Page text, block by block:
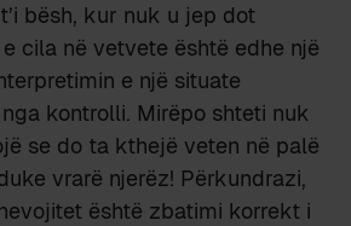
bësh, kur nuk u jep dot
cila në vetvete është edhe një
e një situate
kontrolli. Mirëpo shteti nuk
se do ta kthejë veten në palë
vrarë njerëz! Përkundrazi,
është zbatimi korrekt i